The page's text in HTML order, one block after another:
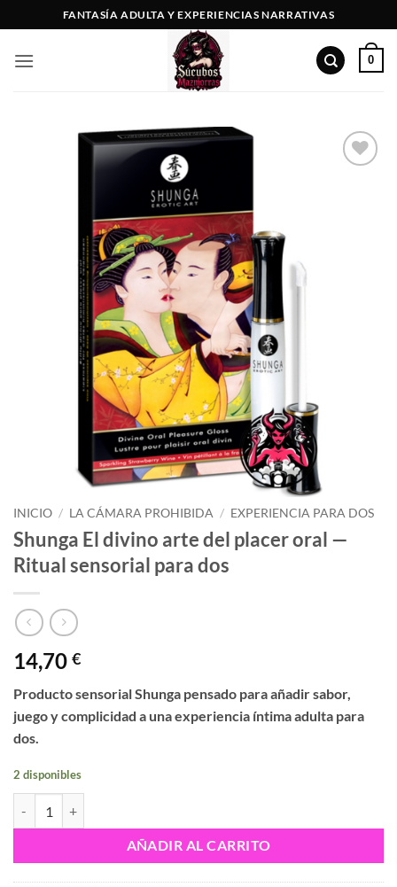
al
contenido
FANTASÍA ADULTA Y EXPERIENCIAS NARRATIVAS
0
INICIO / LA CÁMARA PROHIBIDA / EXPERIENCIA PARA DOS
Shunga El divino arte del placer oral —
Ritual sensorial para dos
14,70 €
Producto sensorial Shunga pensado para añadir sabor,
juego y complicidad a una experiencia íntima adulta para
dos.
2 disponibles
AÑADIR AL CARRITO